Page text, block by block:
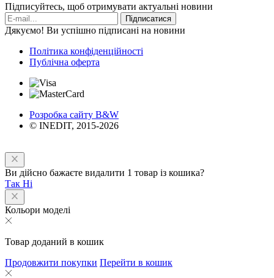
Підписуйтесь, щоб отримувати актуальні новини
Підписатися
Дякуємо! Ви успішно підписані на новини
Політика конфіденційності
Публічна оферта
Розробка сайту B&W
© INEDIT, 2015-2026
Ви дійсно бажаєте видалити 1 товар із кошика?
Так Ні
Кольори моделі
Товар доданий в кошик
Продовжити покупки Перейти в кошик